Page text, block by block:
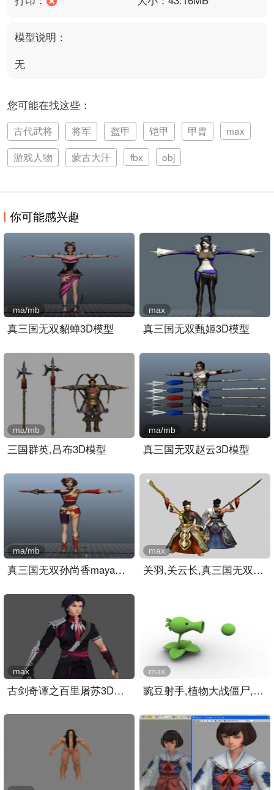
模型说明：
无
您可能在找这些：
古代武将 将军 盔甲 铠甲 甲胄
max
游戏人物
蒙古大汗 fbx obj
你可能感兴趣
真三国无双貂蝉3D模型
ma/mb
真三国无双甄姬3D模型
max
三国群英,吕布3D模型
ma/mb
真三国无双赵云3D模型
ma/mb
真三国无双孙尚香maya模型..
ma/mb
关羽,关云长,真三国无双游..
max
古剑奇谭之百里屠苏3D模型..
max
豌豆射手,植物大战僵尸,游..
max